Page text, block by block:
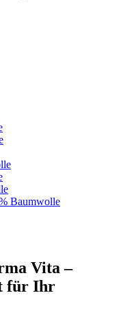
Baumwolle
Vita –
für Ihr